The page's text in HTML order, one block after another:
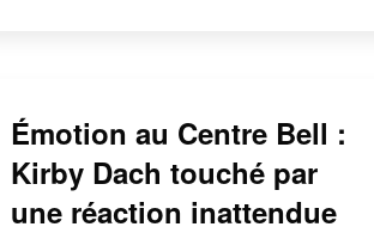
Émotion au Centre Bell :
Kirby Dach touché par
une réaction inattendue